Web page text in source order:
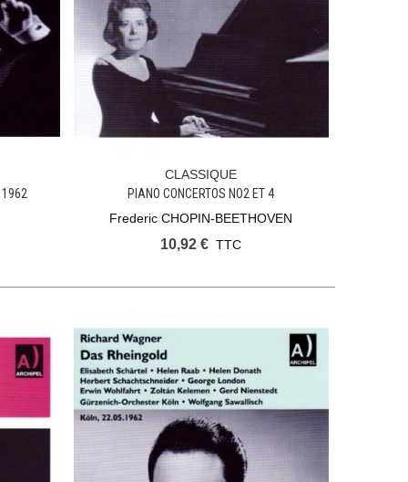
1962
Ajouter Au Panier
CLASSIQUE
PIANO CONCERTOS NO2 ET 4
Frederic CHOPIN-BEETHOVEN
10,92 € TTC